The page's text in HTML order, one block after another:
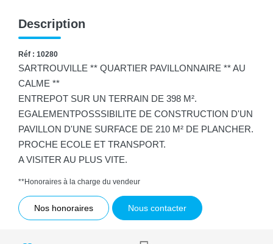
Description
Réf : 10280
SARTROUVILLE ** QUARTIER PAVILLONNAIRE ** AU
CALME **
ENTREPOT SUR UN TERRAIN DE 398 M².
EGALEMENTPOSSSIBILITE DE CONSTRUCTION D'UN
PAVILLON D'UNE SURFACE DE 210 M² DE PLANCHER.
PROCHE ECOLE ET TRANSPORT.
A VISITER AU PLUS VITE.
**Honoraires à la charge du vendeur
Nos honoraires Nous contacter